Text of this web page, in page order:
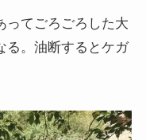
ってごろごろした大
る。油断するとケガ